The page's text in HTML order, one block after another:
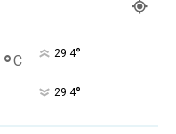
°C 29.4°
29.4°